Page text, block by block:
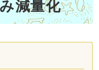
減量化